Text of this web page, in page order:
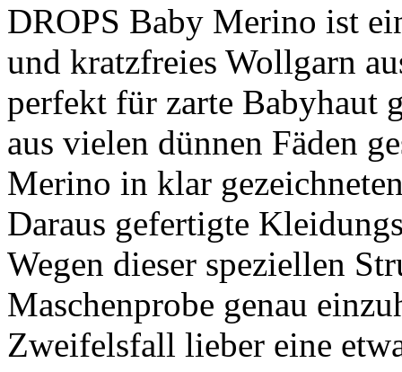
DROPS Baby Merino ist
und kratzfreies Wollgarn
perfekt für zarte Babyhaut
aus vielen dünnen Fäden
Merino in klar
Daraus gefertigte
Wegen dieser speziellen
Maschenprobe genau
Zweifelsfall lieber eine